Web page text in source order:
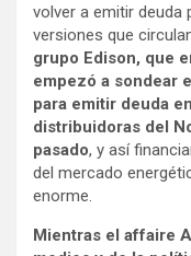
volver a emitir deuda
versiones que
grupo Edison, que
empezó a sondear
para emitir deuda
distribuidoras del
pasado, y así
del mercado
enorme.
Mientras el affaire